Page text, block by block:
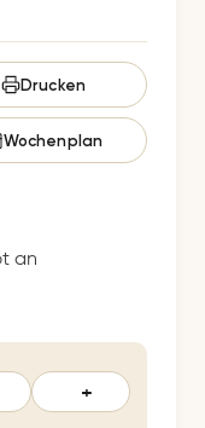
Drucken
Wochenplan
an
+